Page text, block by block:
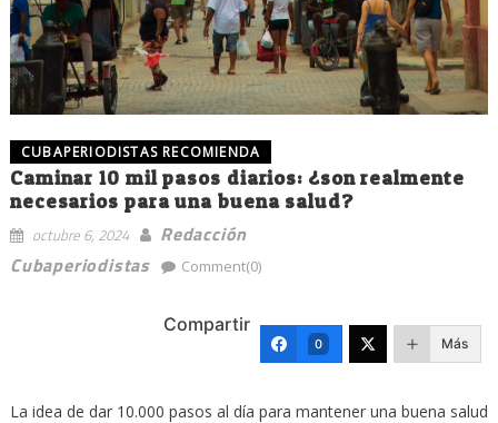
CUBAPERIODISTAS RECOMIENDA
Caminar 10 mil pasos diarios: ¿son realmente
necesarios para una buena salud?
octubre 6, 2024
Redacción
Cubaperiodistas
Comment(0)
Compartir
0 Más
La idea de dar 10.000 pasos al día para mantener una buena salud